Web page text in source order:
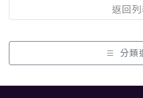
分類
返回